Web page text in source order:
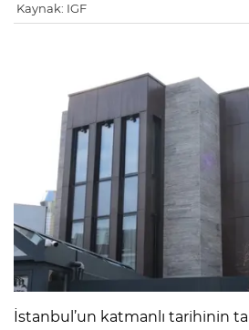
Kaynak: IGF
İstanbul’un katmanlı tarihinin